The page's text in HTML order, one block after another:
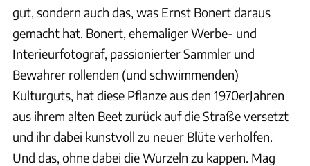
gut, sondern auch das, was Ernst Bonert daraus
gemacht hat. Bonert, ehemaliger Werbe- und
Interieurfotograf, passionierter Sammler und
Bewahrer rollenden (und schwimmenden)
Kulturguts, hat diese Pflanze aus den 1970erJahren
aus ihrem alten Beet zurück auf die Straße versetzt
und ihr dabei kunstvoll zu neuer Blüte verholfen.
Und das, ohne dabei die Wurzeln zu kappen. Mag